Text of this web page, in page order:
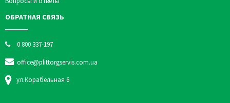
ОБРАТНАЯ СВЯЗЬ
0 800 337-197
office@plittorgservis.com.ua
ул.Корабельная 6